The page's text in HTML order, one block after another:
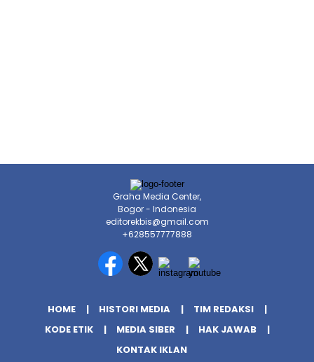
Graha Media Center,
Bogor - Indonesia
editorekbis@gmail.com
+628557777888
HOME HISTORI MEDIA
TIM REDAKSI
KODE ETIK
MEDIA SIBER
HAK JAWAB
KONTAK IKLAN